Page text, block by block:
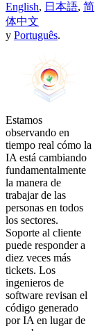
English, 日本語, 简
体中文
y Português.
Estamos
observando en
tiempo real cómo la
IA está cambiando
fundamentalmente
la manera de
trabajar de las
personas en todos
los sectores.
Soporte al cliente
puede responder a
diez veces más
tickets. Los
ingenieros de
software revisan el
código generado
por IA en lugar de